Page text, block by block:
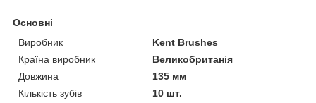
Основні
Виробник
Kent Brushes
Країна виробник
Великобританія
Довжина
135 мм
Кількість зубів
10 шт.